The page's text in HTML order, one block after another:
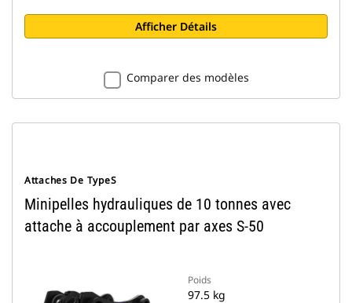
Afficher Détails
Comparer des modèles
Attaches De TypeS
Minipelles hydrauliques de 10 tonnes avec
attache à accouplement par axes S-50
Poids
97.5 kg